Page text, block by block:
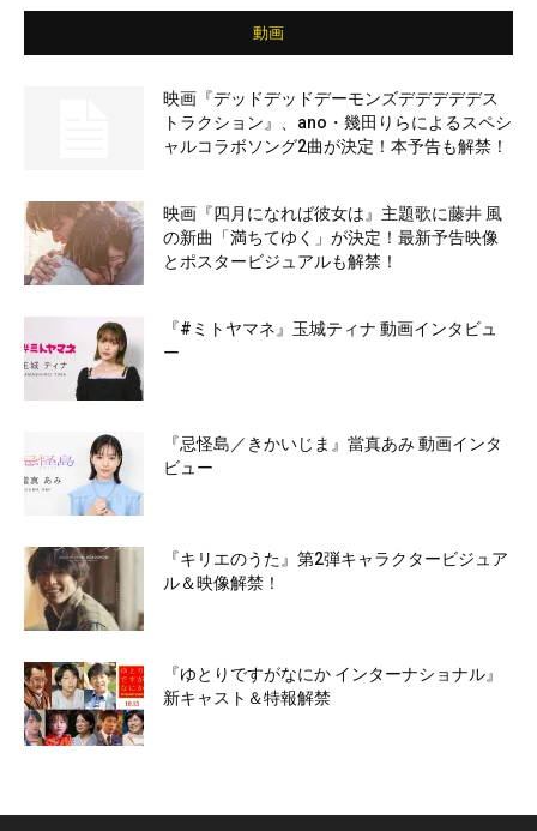
動画
映画『デッドデッドデーモンズデデデデデス
トラクション』、ano・幾田りらによるスペシ
ャルコラボソング2曲が決定！本予告も解禁！
映画『四月になれば彼女は』主題歌に藤井 風
の新曲「満ちてゆく」が決定！最新予告映像
とポスタービジュアルも解禁！
『#ミトヤマネ』玉城ティナ 動画インタビュ
ー
『忌怪島／きかいじま』當真あみ 動画インタ
ビュー
『キリエのうた』第2弾キャラクタービジュア
ル＆映像解禁！
『ゆとりですがなにか インターナショナル』
新キャスト＆特報解禁